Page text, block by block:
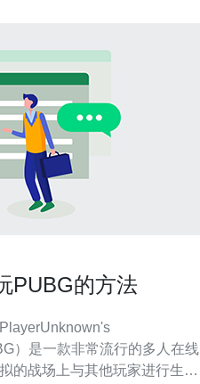
PUBG的方法
）是一款非常流行的多人在线
的战场上与其他玩家进行生存